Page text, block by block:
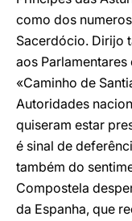
como dos
Sacerdócio. Dirijo
aos
«Caminho de
Autoridades
quiseram estar
é sinal de
também do
Compostela
da Espanha, que